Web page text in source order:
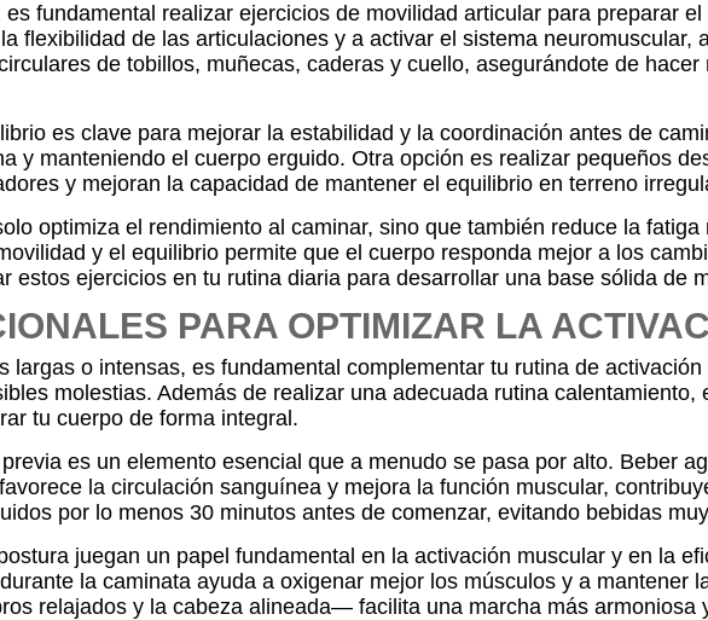
fundamental realizar ejercicios de movilidad articular para preparar
flexibilidad de las articulaciones y a activar el sistema
de tobillos, muñecas, caderas y cuello, asegurándote de
es clave para mejorar la estabilidad y la coordinación antes de
y manteniendo el cuerpo erguido. Otra opción es realizar pequeños
y mejoran la capacidad de mantener el equilibrio en terreno
optimiza el rendimiento al caminar, sino que también reduce la
y el equilibrio permite que el cuerpo responda mejor a los
estos ejercicios en tu rutina diaria para desarrollar una base sólida de
PARA OPTIMIZAR LA
largas o intensas, es fundamental complementar tu rutina de
molestias. Además de realizar una adecuada rutina
tu cuerpo de forma integral.
es un elemento esencial que a menudo se pasa por alto. Beber
la circulación sanguínea y mejora la función muscular,
por lo menos 30 minutos antes de comenzar, evitando bebidas
juegan un papel fundamental en la activación muscular y en la
la caminata ayuda a oxigenar mejor los músculos y a
relajados y la cabeza alineada— facilita una marcha más armoniosa